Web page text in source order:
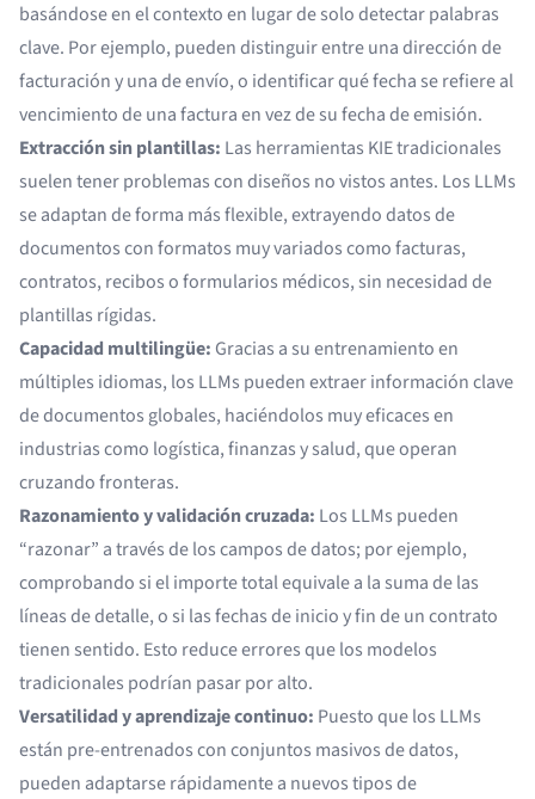
basándose en el contexto en lugar de solo detectar palabras
clave. Por ejemplo, pueden distinguir entre una dirección de
facturación y una de envío, o identificar qué fecha se refiere al
vencimiento de una factura en vez de su fecha de emisión.
Extracción sin plantillas: Las herramientas KIE tradicionales
suelen tener problemas con diseños no vistos antes. Los LLMs
se adaptan de forma más flexible, extrayendo datos de
documentos con formatos muy variados como facturas,
contratos, recibos o formularios médicos, sin necesidad de
plantillas rígidas.
Capacidad multilingüe: Gracias a su entrenamiento en
múltiples idiomas, los LLMs pueden extraer información clave
de documentos globales, haciéndolos muy eficaces en
industrias como logística, finanzas y salud, que operan
cruzando fronteras.
Razonamiento y validación cruzada: Los LLMs pueden
“razonar” a través de los campos de datos; por ejemplo,
comprobando si el importe total equivale a la suma de las
líneas de detalle, o si las fechas de inicio y fin de un contrato
tienen sentido. Esto reduce errores que los modelos
tradicionales podrían pasar por alto.
Versatilidad y aprendizaje continuo: Puesto que los LLMs
están pre-entrenados con conjuntos masivos de datos,
pueden adaptarse rápidamente a nuevos tipos de